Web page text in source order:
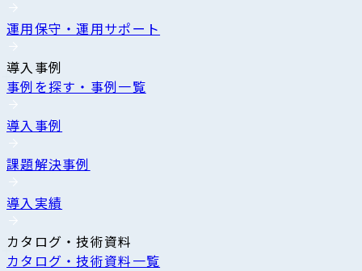
運用保守・運用サポート
導入事例
事例を探す・事例一覧
導入事例
課題解決事例
導入実績
カタログ・技術資料
カタログ・技術資料一覧